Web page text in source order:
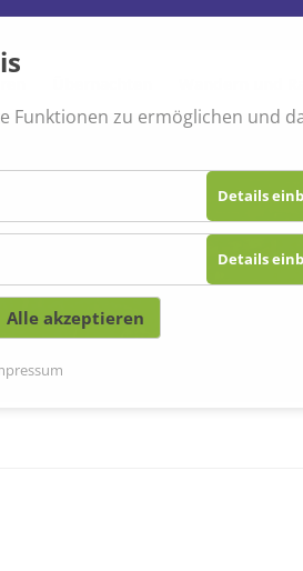
Funktionen zu ermöglichen und
Details
Details
Alle akzeptieren